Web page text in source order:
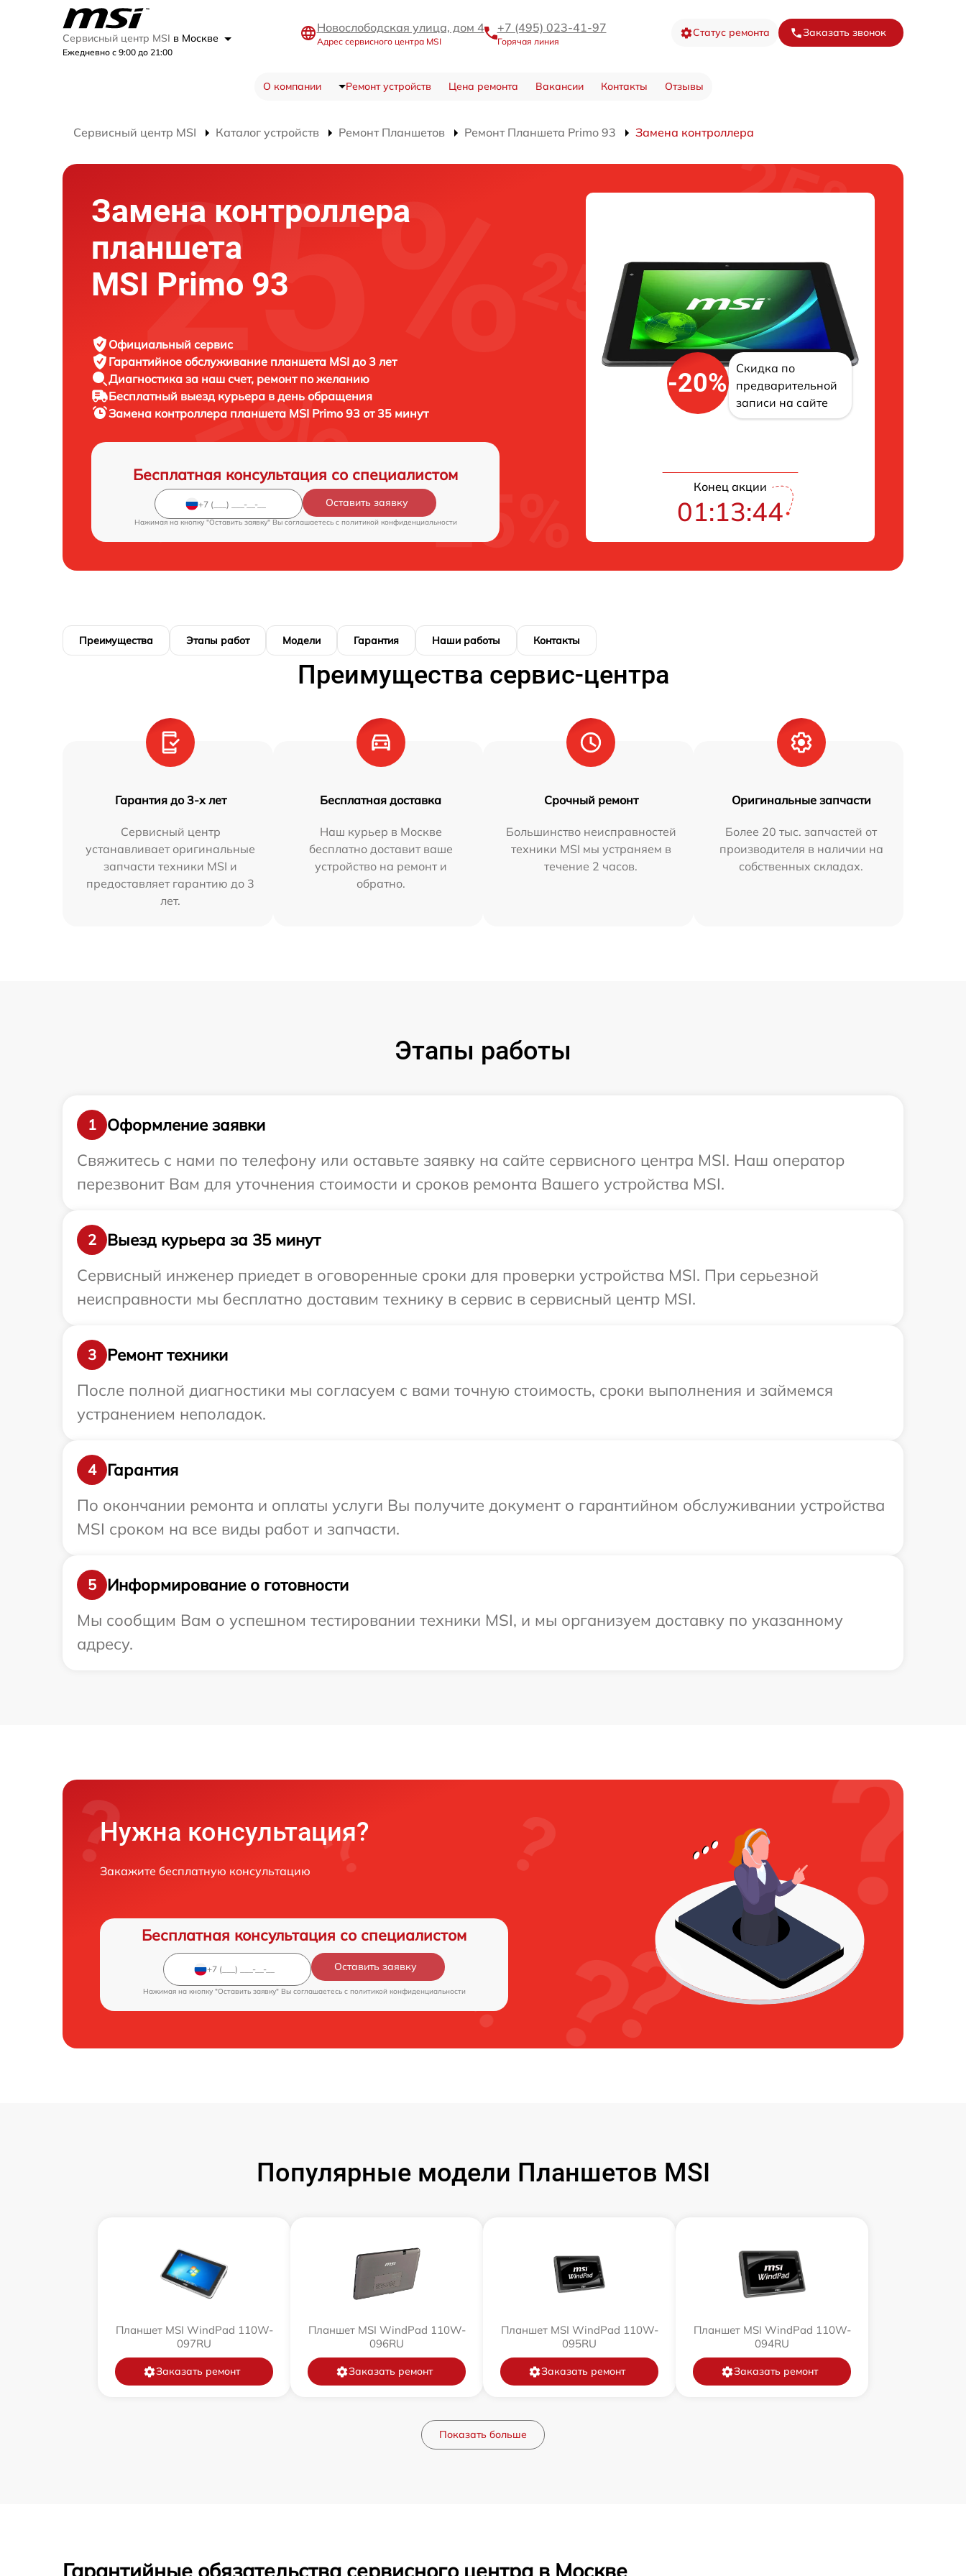
Сервисный центр MSI в Москве
Ежедневно с 9:00 до 21:00
Новослободская улица, дом 4
Адрес сервисного центра MSI
+7 (495) 023-41-97
Горячая линия
Статус ремонта Заказать звонок
О компании Ремонт устройств Цена ремонта Вакансии Контакты Отзывы
Сервисный центр MSI Каталог устройств Ремонт Планшетов Ремонт Планшета Primo 93 Замена контроллера
Замена контроллера
планшета
MSI Primo 93
Официальный сервис
Гарантийное обслуживание планшета MSI до 3 лет
Диагностика за наш счет, ремонт по желанию
Бесплатный выезд курьера в день обращения
Замена контроллера планшета MSI Primo 93 от 35 минут
Бесплатная консультация со специалистом
Оставить заявку
Нажимая на кнопку "Оставить заявку" Вы соглашаетесь c политикой конфиденциальности
-20%
Скидка по
предварительной
записи на сайте
Конец акции
01:13:43
Преимущества Этапы работ Модели Гарантия Наши работы Контакты
Преимущества сервис-центра
Гарантия до 3-х лет
Сервисный центр
устанавливает оригинальные
запчасти техники MSI и
предоставляет гарантию до 3
лет.
Бесплатная доставка
Наш курьер в Москве
бесплатно доставит ваше
устройство на ремонт и
обратно.
Срочный ремонт
Большинство неисправностей
техники MSI мы устраняем в
течение 2 часов.
Оригинальные запчасти
Более 20 тыс. запчастей от
производителя в наличии на
собственных складах.
Этапы работы
1
Оформление заявки
Свяжитесь с нами по телефону или оставьте заявку на сайте сервисного центра MSI. Наш оператор
перезвонит Вам для уточнения стоимости и сроков ремонта Вашего устройства MSI.
2
Выезд курьера за 35 минут
Сервисный инженер приедет в оговоренные сроки для проверки устройства MSI. При серьезной
неисправности мы бесплатно доставим технику в сервис в сервисный центр MSI.
3
Ремонт техники
После полной диагностики мы согласуем с вами точную стоимость, сроки выполнения и займемся
устранением неполадок.
4
Гарантия
По окончании ремонта и оплаты услуги Вы получите документ о гарантийном обслуживании устройства
MSI сроком на все виды работ и запчасти.
5
Информирование о готовности
Мы сообщим Вам о успешном тестировании техники MSI, и мы организуем доставку по указанному
адресу.
Нужна консультация?
Закажите бесплатную консультацию
Бесплатная консультация со специалистом
Оставить заявку
Нажимая на кнопку "Оставить заявку" Вы соглашаетесь c политикой конфиденциальности
Популярные модели Планшетов MSI
Планшет MSI WindPad 110W-
097RU
Заказать ремонт
Планшет MSI WindPad 110W-
096RU
Заказать ремонт
Планшет MSI WindPad 110W-
095RU
Заказать ремонт
Планшет MSI WindPad 110W-
094RU
Заказать ремонт
Показать больше
Гарантийные обязательства сервисного центра в Москве